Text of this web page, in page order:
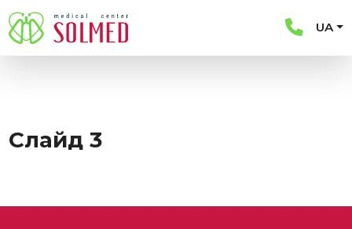
UA
Слайд 3